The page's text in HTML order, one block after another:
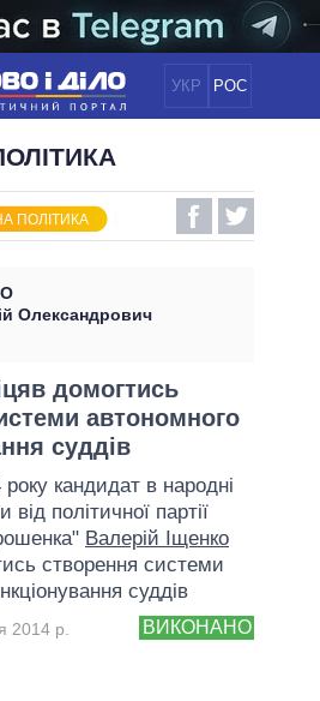
УКР РОС
НОВИНИ
ПОЛІТИКА
ЕКОНОМІКА
СВІТ
ОБIЦЯНКИ
ПОЛІТИКА
Олександрович
домогтись
автономного
суддів
кандидат в народні
від політичної партії
Валерій Іщенко
створення системи
суддів
ВИКОНАНО
2014 р.